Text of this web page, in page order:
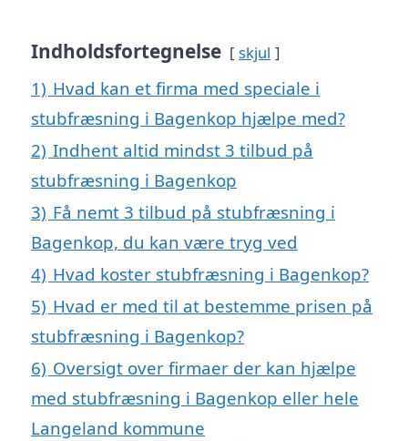
Indholdsfortegnelse skjul
1) Hvad kan et firma med speciale i
stubfræsning i Bagenkop hjælpe med?
2) Indhent altid mindst 3 tilbud på
stubfræsning i Bagenkop
3) Få nemt 3 tilbud på stubfræsning i
Bagenkop, du kan være tryg ved
4) Hvad koster stubfræsning i Bagenkop?
5) Hvad er med til at bestemme prisen på
stubfræsning i Bagenkop?
6) Oversigt over firmaer der kan hjælpe
med stubfræsning i Bagenkop eller hele
Langeland kommune